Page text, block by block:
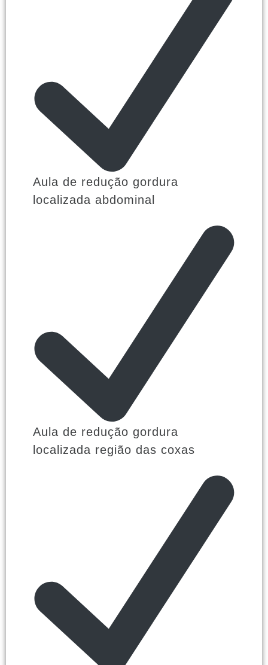
Aula de redução gordura
localizada abdominal
Aula de redução gordura
localizada região das coxas